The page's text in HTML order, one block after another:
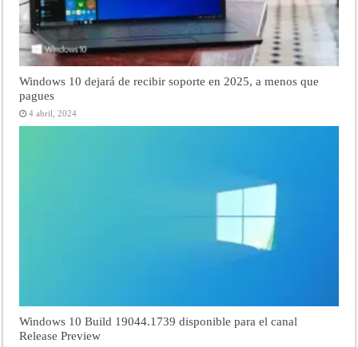
Windows 10 dejará de recibir soporte en 2025, a menos que
pagues
4 abril, 2024
Windows 10 Build 19044.1739 disponible para el canal
Release Preview